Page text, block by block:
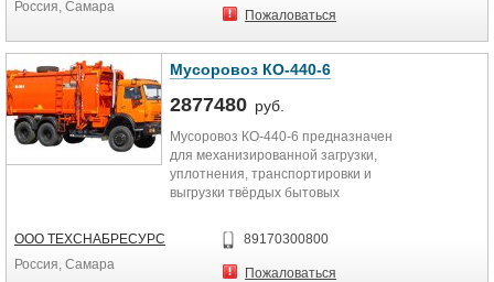
Россия, Самара
Пожаловаться
Мусоровоз КО-440-6
2877480 руб.
Мусоровоз КО-440-6 предназначен
для механизированной загрузки,
уплотнения, транспортировки и
выгрузки твёрдых бытовых
ООО ТЕХСНАБРЕСУРС
Россия, Самара
89170300800
Пожаловаться